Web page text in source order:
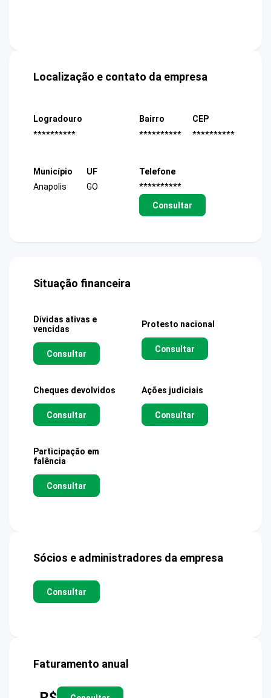
Localização e contato da empresa
Logradouro
**********
Bairro
**********
CEP
**********
Município
Anapolis
UF
GO
Telefone
**********
Consultar
Situação financeira
Dívidas ativas e
vencidas
Consultar
Protesto nacional
Consultar
Cheques devolvidos
Consultar
Ações judiciais
Consultar
Participação em
falência
Consultar
Sócios e administradores da empresa
Consultar
Faturamento anual